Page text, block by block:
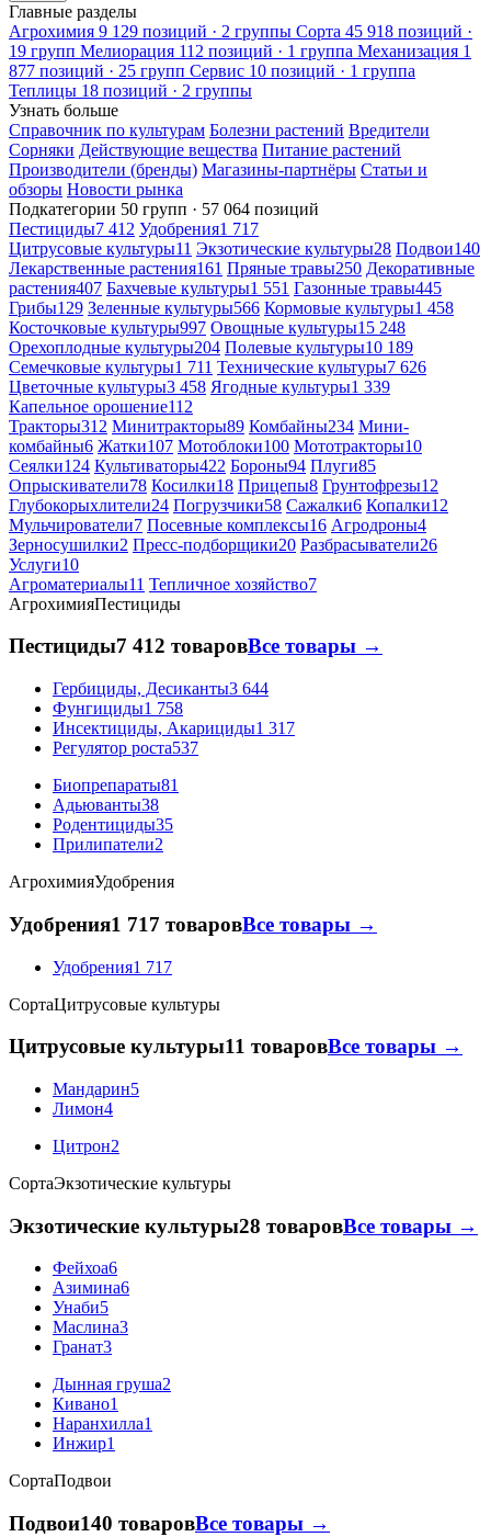
Главные разделы
Агрохимия 9 129 позиций · 2 группы Сорта 45 918 позиций ·
19 групп Мелиорация 112 позиций · 1 группа Механизация 1
877 позиций · 25 групп Сервис 10 позиций · 1 группа
Теплицы 18 позиций · 2 группы
Узнать больше
Справочник по культурам Болезни растений Вредители
Сорняки Действующие вещества Питание растений
Производители (бренды) Магазины-партнёры Статьи и
обзоры Новости рынка
Подкатегории 50 групп · 57 064 позиций
Пестициды7 412 Удобрения1 717
Цитрусовые культуры11 Экзотические культуры28 Подвои140
Лекарственные растения161 Пряные травы250 Декоративные
растения407 Бахчевые культуры1 551 Газонные травы445
Грибы129 Зеленные культуры566 Кормовые культуры1 458
Косточковые культуры997 Овощные культуры15 248
Орехоплодные культуры204 Полевые культуры10 189
Семечковые культуры1 711 Технические культуры7 626
Цветочные культуры3 458 Ягодные культуры1 339
Капельное орошение112
Тракторы312 Минитракторы89 Комбайны234 Мини-
комбайны6 Жатки107 Мотоблоки100 Мототракторы10
Сеялки124 Культиваторы422 Бороны94 Плуги85
Опрыскиватели78 Косилки18 Прицепы8 Грунтофрезы12
Глубокорыхлители24 Погрузчики58 Сажалки6 Копалки12
Мульчирователи7 Посевные комплексы16 Агродроны4
Зерносушилки2 Пресс-подборщики20 Разбрасыватели26
Услуги10
Агроматериалы11 Тепличное хозяйство7
АгрохимияПестициды
Пестициды7 412 товаровВсе товары →
Гербициды, Десиканты3 644
Фунгициды1 758
Инсектициды, Акарициды1 317
Регулятор роста537
Биопрепараты81
Адьюванты38
Родентициды35
Прилипатели2
АгрохимияУдобрения
Удобрения1 717 товаровВсе товары →
Удобрения1 717
СортаЦитрусовые культуры
Цитрусовые культуры11 товаровВсе товары →
Мандарин5
Лимон4
Цитрон2
СортаЭкзотические культуры
Экзотические культуры28 товаровВсе товары →
Фейхоа6
Азимина6
Унаби5
Маслина3
Гранат3
Дынная груша2
Кивано1
Наранхилла1
Инжир1
СортаПодвои
Подвои140 товаровВсе товары →